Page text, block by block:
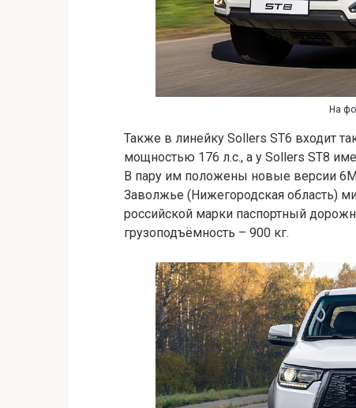
На
Также в линейку Sollers ST6 входит
мощностью 176 л.с., а у Sollers ST8
В пару им положены новые версии
Заволжье (Нижегородская область)
российской марки паспортный
грузоподъёмность – 900 кг.